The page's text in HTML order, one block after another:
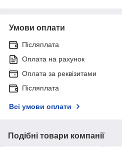
Умови оплати
Післяплата
Оплата на рахунок
Оплата за реквізитами
Післяплата
Всі умови оплати
Подібні товари компанії